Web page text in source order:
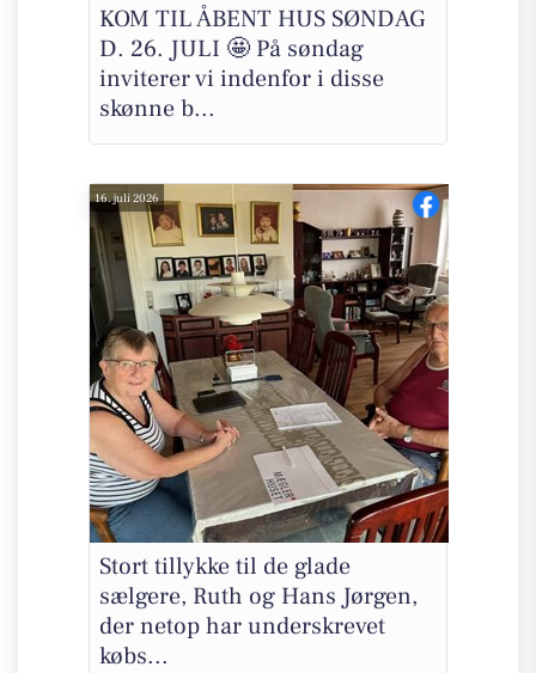
KOM TIL ÅBENT HUS SØNDAG
D. 26. JULI 🤩 På søndag
inviterer vi indenfor i disse
skønne b...
16. juli 2026
Stort tillykke til de glade
sælgere, Ruth og Hans Jørgen,
der netop har underskrevet
købs...